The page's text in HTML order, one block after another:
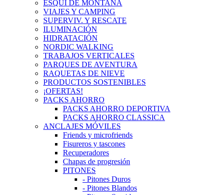
ESQUÍ DE MONTAÑA
VIAJES Y CAMPING
SUPERVIV. Y RESCATE
ILUMINACIÓN
HIDRATACIÓN
NORDIC WALKING
TRABAJOS VERTICALES
PARQUES DE AVENTURA
RAQUETAS DE NIEVE
PRODUCTOS SOSTENIBLES
¡OFERTAS!
PACKS AHORRO
PACKS AHORRO DEPORTIVA
PACKS AHORRO CLASSICA
ANCLAJES MÓVILES
Friends y microfriends
Fisureros y tascones
Recuperadores
Chapas de progresión
PITONES
- Pitones Duros
- Pitones Blandos